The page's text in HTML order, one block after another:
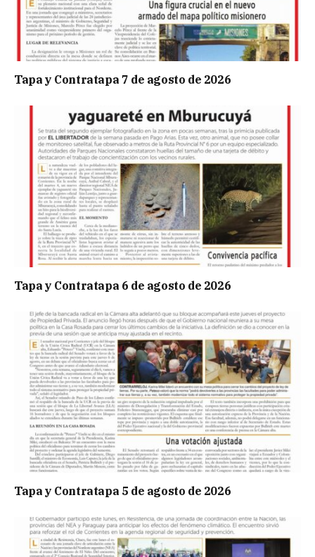
Tapa y Contratapa 7 de agosto de 2026
Tapa y Contratapa 6 de agosto de 2026
Tapa y Contratapa 5 de agosto de 2026